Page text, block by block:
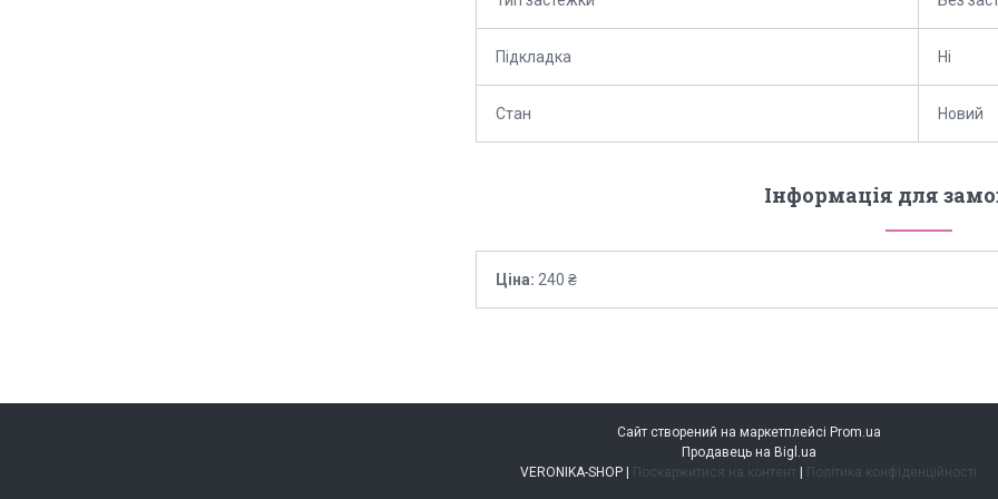
Підкладка Ні
Стан Новий
Інформація для
Ціна: 240 ₴
Сайт створений на маркетплейсі Prom.ua
Продавець на Bigl.ua
VERONIKA-SHOP | Поскаржитися на контент | Політика конфіденційності